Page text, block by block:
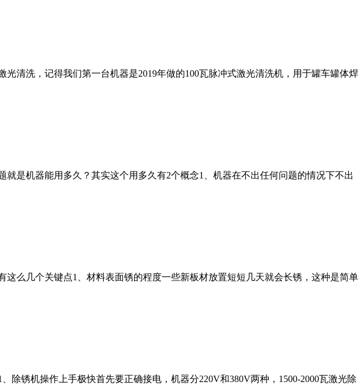
清洗，记得我们第一台机器是2019年做的100瓦脉冲式激光清洗机，用于罐车罐体焊
是机器能用多久？其实这个用多久有2个概念1、机器在不出任何问题的情况下不出
么几个关键点1、材料表面锈的程度一些新板材放置短短几天就会长锈，这种是简单
锈机操作上手极快首先要正确接电，机器分220V和380V两种，1500-2000瓦激光除